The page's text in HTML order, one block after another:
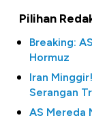
Pilihan
Breaking:
Hormuz
Iran
Serangan
AS Mereda